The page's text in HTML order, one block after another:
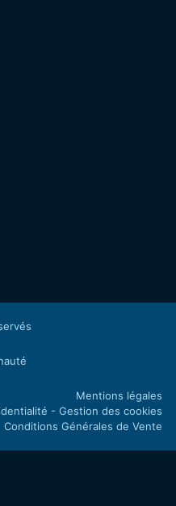
Mentions légales
- Gestion des cookies
Conditions Générales de Vente